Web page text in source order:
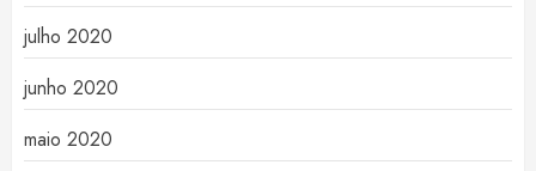
julho 2020
junho 2020
maio 2020